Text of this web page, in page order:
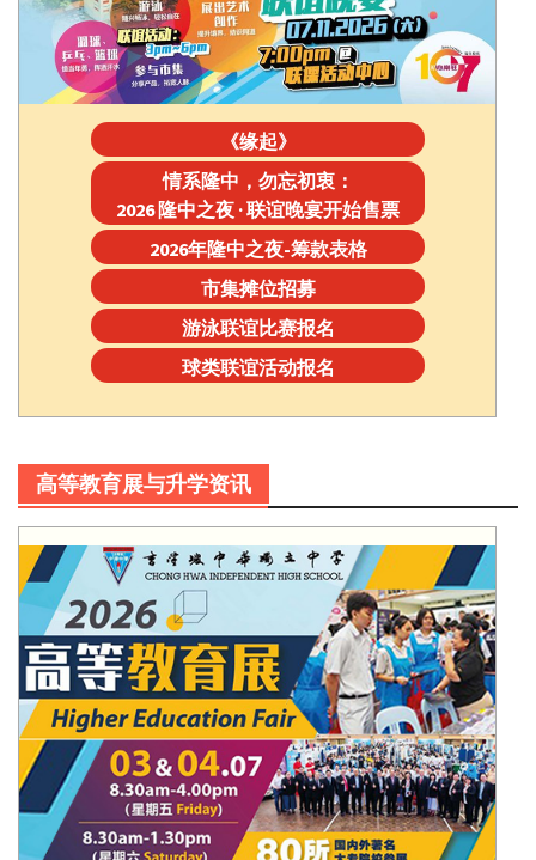
《缘起》
情系隆中，勿忘初衷：
2026 隆中之夜 · 联谊晚宴开始售票
2026年隆中之夜-筹款表格
市集摊位招募
游泳联谊比赛报名
球类联谊活动报名
高等教育展与升学资讯